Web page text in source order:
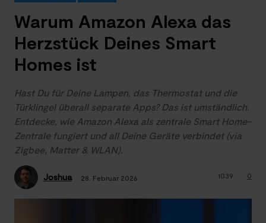
Warum Amazon Alexa das
Herzstück Deines Smart
Homes ist
Hast Du für Deine Lampen, das Thermostat und die
Türklingel überall separate Apps? Das ist umständlich.
Entdecke, wie Amazon Alexa als zentrale Smart Home-
Zentrale fungiert und all Deine Geräte verbindet (via
Zigbee, Matter & WLAN).
Joshua 28. Februar 2026 0
1039